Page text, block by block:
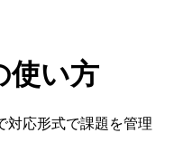
使い方
対応形式で課題を管理